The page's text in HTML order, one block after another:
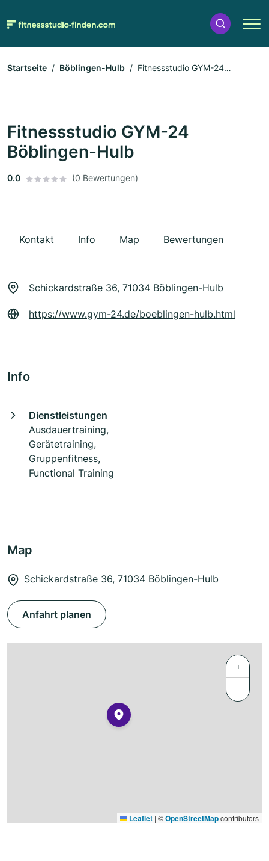
Startseite Böblingen-Hulb
Fitnessstudio GYM-24
Fitnessstudio GYM-24
Böblingen-Hulb
0.0 (0 Bewertungen)
Kontakt Info Map Bewertungen
Schickardstraße 36, 71034 Böblingen-Hulb
https://www.gym-24.de/boeblingen-hulb.html
Info
Dienstleistungen
Ausdauertraining,
Gerätetraining,
Gruppenfitness,
Functional Training
Map
Schickardstraße 36, 71034 Böblingen-Hulb
Anfahrt planen
+
−
Leaflet | ©OpenStreetMapcontributors